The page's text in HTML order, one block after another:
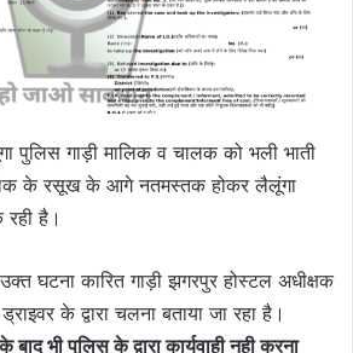
पुलिस गाड़ी मालिक व चालक को भली भाती
के रसूख के आगे नतमस्तक होकर लैलूंगा
रही है।
घटना कारित गाड़ी झगरपुर होस्टल अधीक्षक
के द्वारा चलना बताया जा रहा है।
भी पुलिस के द्वारा कार्यवाही नही करना